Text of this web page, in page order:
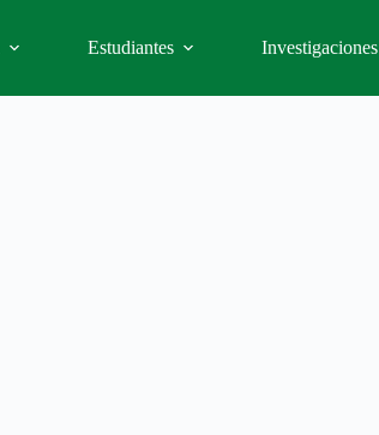
Estudiantes Investigaciones